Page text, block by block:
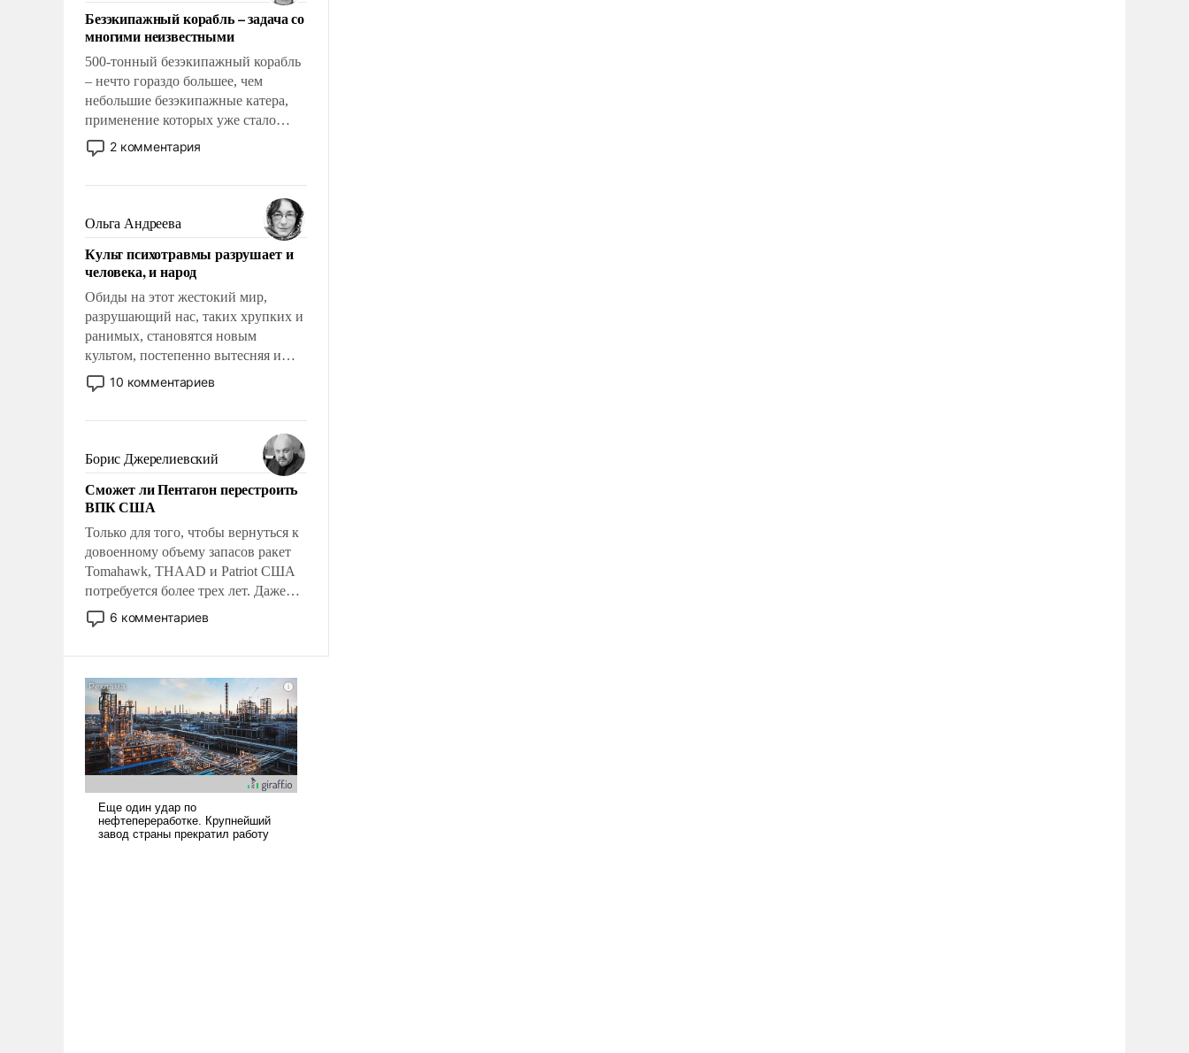
Безэкипажный корабль – задача со
многими неизвестными
500-тонный безэкипажный корабль
– нечто гораздо большее, чем
небольшие безэкипажные катера,
применение которых уже стало
обыденностью. Задача по созданию
такого корабля очень сложна и
реализация радикально поднимет
наши боевые возможности.
2 комментария
Ольга Андреева
Культ психотравмы разрушает и
человека, и народ
Обиды на этот жестокий мир,
разрушающий нас, таких хрупких и
ранимых, становятся новым
культом, постепенно вытесняя и
отменяя традиционное требование к
человеку – быть мужественным и
на себя ответственность, помогать
слабым, идти вперед и
адаптироваться.
10 комментариев
Борис Джерелиевский
Сможет ли Пентагон перестроить
ВПК США
Только для того, чтобы вернуться к
довоенному объему запасов ракет
Tomahawk, THAAD и Patriot США
потребуется более трех лет. Даже
небольшая война с Ираном
опустошила американские
уязвимости США, например, перед
Китаем.
6 комментариев